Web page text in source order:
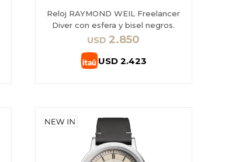
Reloj RAYMOND WEIL Freelancer
Diver con esfera y bisel negros.
USD 2.850
USD 2.423